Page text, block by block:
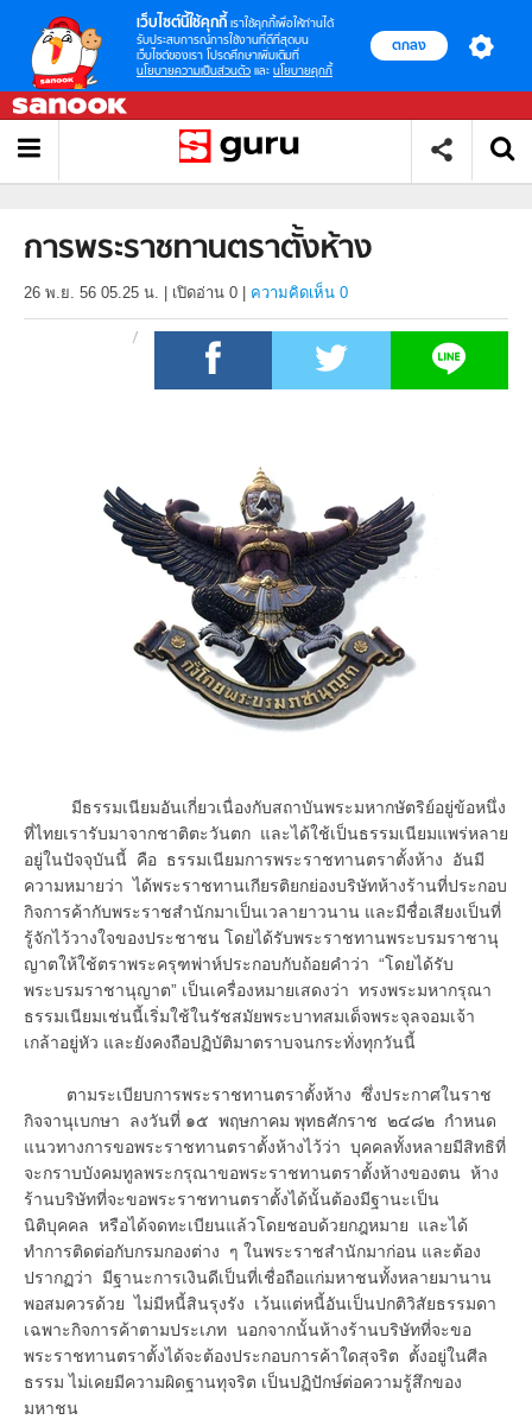
เว็บไซต์นี้ใช้คุกกี้ เราใช้คุกกี้เพื่อให้ท่านได้
รับประสบการณ์การใช้งานที่ดีที่สุดบน
เว็บไซต์ของเรา โปรดศึกษาเพิ่มเติมที่
นโยบายความเป็นส่วนตัว และ นโยบายคุกกี้
ตกลง
การพระราชทานตราตั้งห้าง
26 พ.ย. 56 05.25 น. เปิดอ่าน 0 ความคิดเห็น 0
มีธรรมเนียมอันเกี่ยวเนื่องกับสถาบันพระมหากษัตริย์อยู่ข้อหนึ่ง
ที่ไทยเรารับมาจากชาติตะวันตก และได้ใช้เป็นธรรมเนียมแพร่หลาย
อยู่ในปัจจุบันนี้ คือ ธรรมเนียมการพระราชทานตราตั้งห้าง อันมี
ความหมายว่า ได้พระราชทานเกียรติยกย่องบริษัทห้างร้านที่ประกอบ
กิจการค้ากับพระราชสำนักมาเป็นเวลายาวนาน และมีชื่อเสียงเป็นที่
รู้จักไว้วางใจของประชาชน โดยได้รับพระราชทานพระบรมราชานุ
ญาตให้ใช้ตราพระครุฑพ่าห์ประกอบกับถ้อยคำว่า “โดยได้รับ
พระบรมราชานุญาต” เป็นเครื่องหมายเสดงว่า ทรงพระมหากรุณา
ธรรมเนียมเช่นนี้เริ่มใช้ในรัชสมัยพระบาทสมเด็จพระจุลจอมเจ้า
เกล้าอยู่หัว และยังคงถือปฏิบัติมาตราบจนกระทั่งทุกวันนี้
ตามระเบียบการพระราชทานตราตั้งห้าง ซึ่งประกาศในราช
กิจจานุเบกษา ลงวันที่ ๑๕ พฤษกาคม พุทธศักราช ๒๔๘๒ กำหนด
แนวทางการขอพระราชทานตราตั้งห้างไว้ว่า บุคคลทั้งหลายมีสิทธิที่
จะกราบบังคมทูลพระกรุณาขอพระราชทานตราตั้งห้างของตน ห้าง
ร้านบริษัทที่จะขอพระราชทานตราตั้งได้นั้นต้องมีฐานะเป็น
นิติบุคคล หรือได้จดทะเบียนแล้วโดยชอบด้วยกฎหมาย และได้
ทำการติดต่อกับกรมกองต่าง ๆ ในพระราชสำนักมาก่อน และต้อง
ปรากฏว่า มีฐานะการเงินดีเป็นที่เชื่อถือแก่มหาชนทั้งหลายมานาน
พอสมควรด้วย ไม่มีหนี้สินรุงรัง เว้นแต่หนี้อันเป็นปกติวิสัยธรรมดา
เฉพาะกิจการค้าตามประเภท นอกจากนั้นห้างร้านบริษัทที่จะขอ
พระราชทานตราตั้งได้จะต้องประกอบการค้าใดสุจริต ตั้งอยู่ในศีล
ธรรม ไม่เคยมีความผิดฐานทุจริต เป็นปฏิปักษ์ต่อความรู้สึกของ
มหาชน